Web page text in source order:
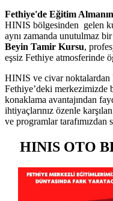
Fethiye'de Eğitim Almanın
HINIS bölgesinden gelen
aynı zamanda unutulmaz
Beyin Tamir Kursu,
eşsiz Fethiye atmosferinde
HINIS ve civar noktalardan
Fethiye’deki
konaklama avantajından
ihtiyaçlarınız özenle
ve programlar tarafımızdan
HINIS OTO